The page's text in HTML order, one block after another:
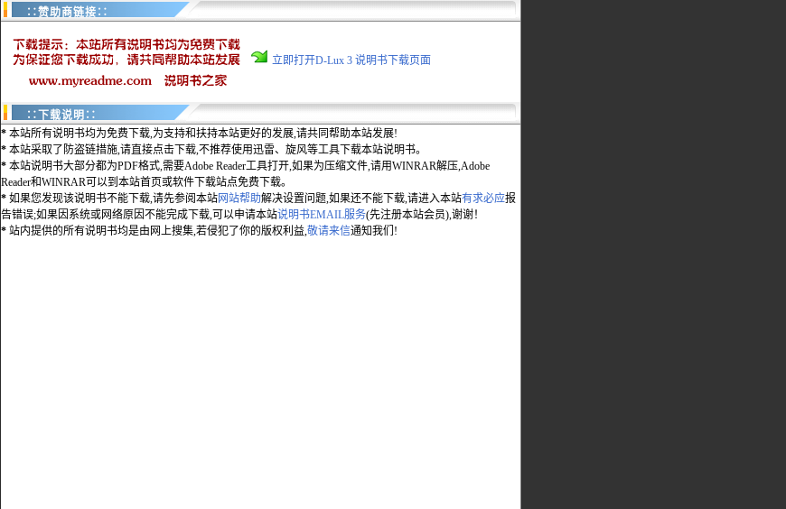
∷赞助商链接∷
立即打开D-Lux 3 说明书下载页面
∷下载说明∷
* 本站所有说明书均为免费下载,为支持和扶持本站更好的发展,请共同帮助本站发展!
* 本站采取了防盗链措施,请直接点击下载,不推荐使用迅雷、旋风等工具下载本站说明书。
* 本站说明书大部分都为PDF格式,需要Adobe Reader工具打开,如果为压缩文件,请用WINRAR解压,Adobe
Reader和WINRAR可以到本站首页或软件下载站点免费下载。
* 如果您发现该说明书不能下载,请先参阅本站网站帮助解决设置问题,如果还不能下载,请进入本站有求必应报
告错误;如果因系统或网络原因不能完成下载,可以申请本站说明书EMAIL服务(先注册本站会员),谢谢！
* 站内提供的所有说明书均是由网上搜集,若侵犯了你的版权利益,敬请来信通知我们!